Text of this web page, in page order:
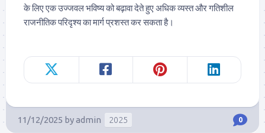
के लिए एक उज्जवल भविष्य को बढ़ावा देते हुए अधिक व्यस्त और गतिशील
राजनीतिक परिदृश्य का मार्ग प्रशस्त कर सकता है।
11/12/2025 byadmin 2025 0